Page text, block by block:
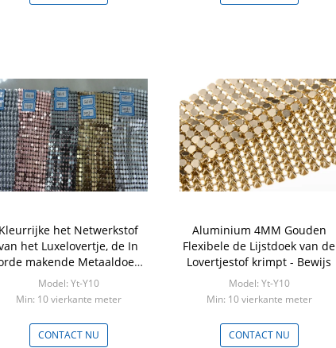
Kleurrijke het Netwerkstof
het Luxelovertje, de In
makende Metaaldoek
van de Netwerkstof
Model: Yt-Y10
Min: 10 vierkante meter
CONTACT NU
Aluminium 4MM Gouden
Flexibele de Lijstdoek van de
Lovertjestof krimpt - Bewijs
Model: Yt-Y10
Min: 10 vierkante meter
CONTACT NU